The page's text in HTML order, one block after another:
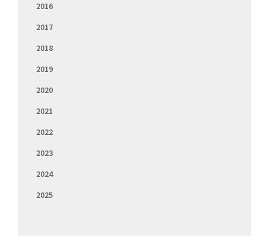
2016
2017
2018
2019
2020
2021
2022
2023
2024
2025